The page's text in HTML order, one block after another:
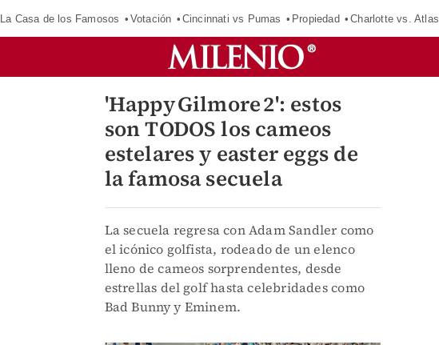
La Casa de los Famosos Votación Cincinnati vs Pumas Propiedad Charlotte vs. Atlas
'Happy Gilmore 2': estos
son TODOS los cameos
estelares y easter eggs de
la famosa secuela
La secuela regresa con Adam Sandler como
el icónico golfista, rodeado de un elenco
lleno de cameos sorprendentes, desde
estrellas del golf hasta celebridades como
Bad Bunny y Eminem.